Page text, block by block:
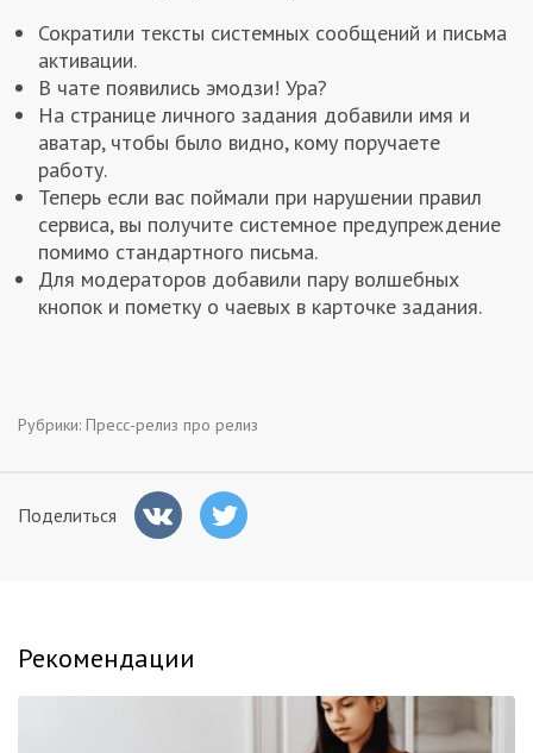
Заказчикам
Полезное
Гости
Сократили тексты системных сообщений и письма
активации.
В чате появились эмодзи! Ура?
На странице личного задания добавили имя и
аватар, чтобы было видно, кому поручаете
работу.
Теперь если вас поймали при нарушении правил
сервиса, вы получите системное предупреждение
помимо стандартного письма.
Для модераторов добавили пару волшебных
кнопок и пометку о чаевых в карточке задания.
Рубрики: Пресс-релиз про релиз
Поделиться
Рекомендации